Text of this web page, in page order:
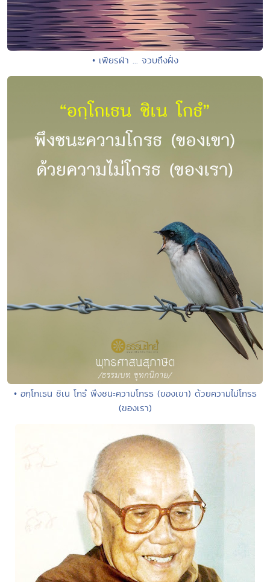
• เพียรฝ่า ... จวบถึงฝั่ง
• อกฺโกเธน ชิเน โกธํ พึงชนะความโกรธ (ของเขา) ด้วยความไม่โกรธ
(ของเรา)